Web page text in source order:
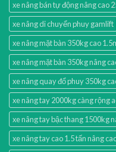
xe nâng bán tự động nâng cao
xe nâng di chuyển phuy gamlift
xe nâng mặt bàn 350kg cao
xe nâng mặt bàn 350kg nâng
xe nâng quay đổ phuy 350kg
xe nâng tay 2000kg càng rộng
xe nâng tay bậc thang 1500kg
xe nâng tay cao 1.5 tấn nâng